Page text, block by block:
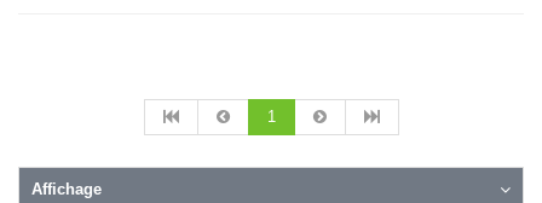
1
Affichage